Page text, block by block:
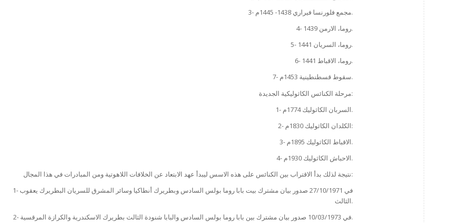
3- مجمع فلورنسا فيراري 1438- 1445م.
4- روما، الارمن 1439.
5- روما، السريان 1441.
6- روما، الاقباط 1441.
7- سقوط قسطنطينية 1453م.
مرحلة الكنائس الكاثوليكية الجديدة:
1- السربان الكاثوليك 1774م.
2- الكلدان الكاثوليك 1830م:
3- الاقباط الكاثوليك 1895م.
4- الاحباش الكاثوليك 1930م.
نتيجة لذلك بدأ الاقتراب بين الكنائس على هذه الاسس ليبدأ عهد الابتعاد عن الخلافات اللاهوتية ومن المبادرات في هذا المجال:
1- في 27/10/1971 صدور بيان مشترك بيت بابا روما بولس السادس وبطريرك أنطاكيا وسائر المشرق للسريان البطريرك يعقوب
الثالث.
2- في 10/03/1973 صدور بيان مشترك بين بابا روما بولس السادس والبابا شنودة الثالث بطريرك الاسكندرية والكرازة المرقسية.